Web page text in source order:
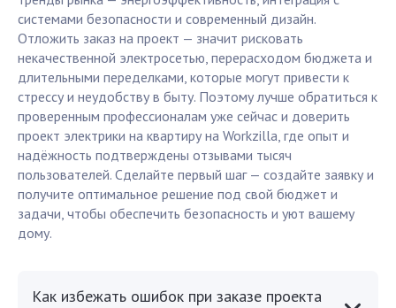
системами безопасности и современный дизайн.
Отложить заказ на проект — значит рисковать
некачественной электросетью, перерасходом бюджета и
длительными переделками, которые могут привести к
стрессу и неудобству в быту. Поэтому лучше обратиться к
проверенным профессионалам уже сейчас и доверить
проект электрики на квартиру на Workzilla, где опыт и
надёжность подтверждены отзывами тысяч
пользователей. Сделайте первый шаг — создайте заявку и
получите оптимальное решение под свой бюджет и
задачи, чтобы обеспечить безопасность и уют вашему
дому.
Как избежать ошибок при заказе проекта